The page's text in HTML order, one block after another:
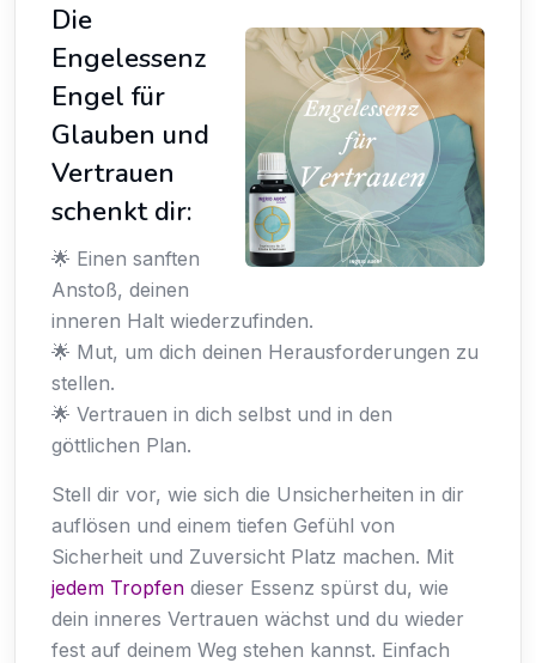
Die
Engelessenz
Engel für
Glauben und
Vertrauen
schenkt dir:
🌟 Einen sanften
Anstoß, deinen
inneren Halt wiederzufinden.
🌟 Mut, um dich deinen Herausforderungen zu
stellen.
🌟 Vertrauen in dich selbst und in den
göttlichen Plan.
Stell dir vor, wie sich die Unsicherheiten in dir
auflösen und einem tiefen Gefühl von
Sicherheit und Zuversicht Platz machen. Mit
jedem Tropfen dieser Essenz spürst du, wie
dein inneres Vertrauen wächst und du wieder
fest auf deinem Weg stehen kannst. Einfach